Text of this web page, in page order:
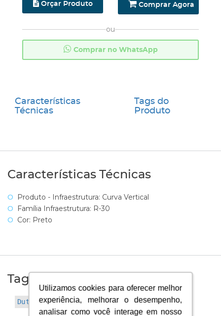
Utilizamos cookies para oferecer melhor
experiência, melhorar o desempenho,
analisar como você interage em nosso
Utilizamos cookies para oferecer melhor
experiência, melhorar o desempenho,
analisar como você interage em nosso
Orçar Produto Comprar Agora
ou
Comprar no WhatsApp
Características
Técnicas
Tags do
Produto
Características Técnicas
Produto - Infraestrutura: Curva Vertical
Família Infraestrutura: R-30
Cor: Preto
Tags do Produto
Dutotec (81)